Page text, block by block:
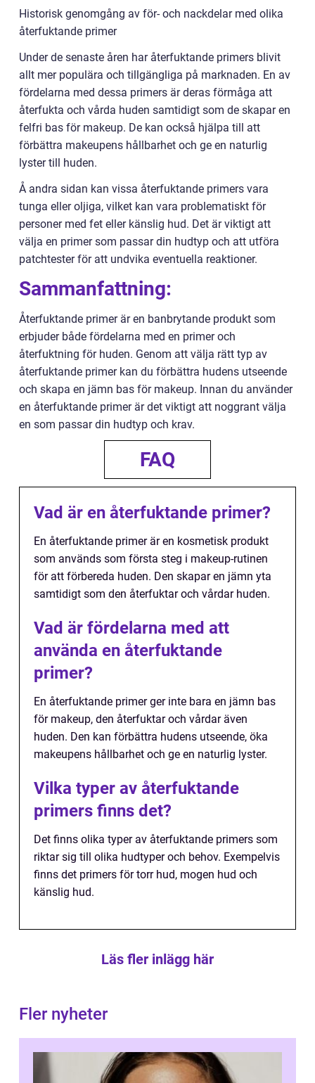
Historisk genomgång av för- och nackdelar med olika
återfuktande primer
Under de senaste åren har återfuktande primers blivit
allt mer populära och tillgängliga på marknaden. En av
fördelarna med dessa primers är deras förmåga att
återfukta och vårda huden samtidigt som de skapar en
felfri bas för makeup. De kan också hjälpa till att
förbättra makeupens hållbarhet och ge en naturlig
lyster till huden.
Å andra sidan kan vissa återfuktande primers vara
tunga eller oljiga, vilket kan vara problematiskt för
personer med fet eller känslig hud. Det är viktigt att
välja en primer som passar din hudtyp och att utföra
patchtester för att undvika eventuella reaktioner.
Sammanfattning:
Återfuktande primer är en banbrytande produkt som
erbjuder både fördelarna med en primer och
återfuktning för huden. Genom att välja rätt typ av
återfuktande primer kan du förbättra hudens utseende
och skapa en jämn bas för makeup. Innan du använder
en återfuktande primer är det viktigt att noggrant välja
en som passar din hudtyp och krav.
FAQ
Vad är en återfuktande primer?
En återfuktande primer är en kosmetisk produkt
som används som första steg i makeup-rutinen
för att förbereda huden. Den skapar en jämn yta
samtidigt som den återfuktar och vårdar huden.
Vad är fördelarna med att
använda en återfuktande
primer?
En återfuktande primer ger inte bara en jämn bas
för makeup, den återfuktar och vårdar även
huden. Den kan förbättra hudens utseende, öka
makeupens hållbarhet och ge en naturlig lyster.
Vilka typer av återfuktande
primers finns det?
Det finns olika typer av återfuktande primers som
riktar sig till olika hudtyper och behov. Exempelvis
finns det primers för torr hud, mogen hud och
känslig hud.
Läs fler inlägg här
Fler nyheter